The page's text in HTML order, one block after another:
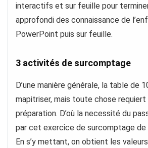
interactifs et sur feuille pour
approfondi des connaissance de
PowerPoint puis sur feuille.
3 activités de surcomptage
D’une manière générale, la table de
mapitriser, mais toute chose requiert
préparation. D’où la necessité du
par cet exercice de surcomptage de
En s’y mettant, on obtient les